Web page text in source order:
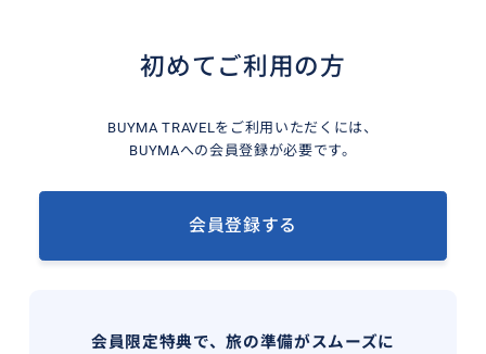
初めてご利用の方
BUYMA TRAVELをご利用いただくには、
BUYMAへの会員登録が必要です。
会員登録する
会員限定特典で、旅の準備がスムーズに